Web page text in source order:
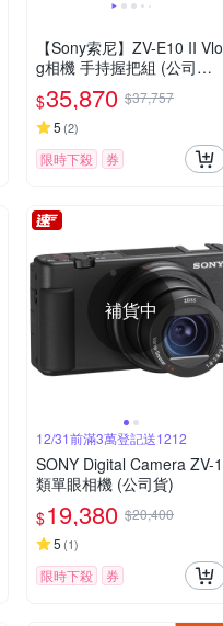
【Sony索尼】ZV-E10 II Vlo
g相機 手持握把組 (公司貨
保固18+6個月)
$35,870 $37,757
5 (2)
限時下殺 券
補貨中
12/31前滿3萬登記送1212
SONY Digital Camera ZV-1
類單眼相機 (公司貨)
$19,380 $20,400
5 (1)
限時下殺 券